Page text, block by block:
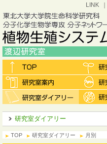
LINK
研究室ダイアリー
TOP 研究室ダイアリー 月別